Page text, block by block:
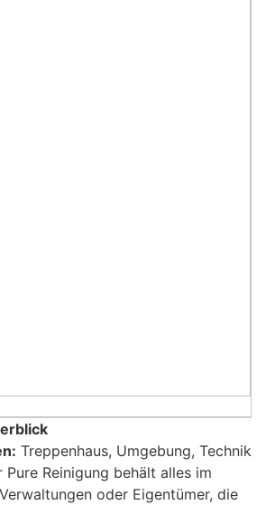
Treppenhaus, Umgebung, Technik
Pure Reinigung behält alles im
oder Eigentümer, die